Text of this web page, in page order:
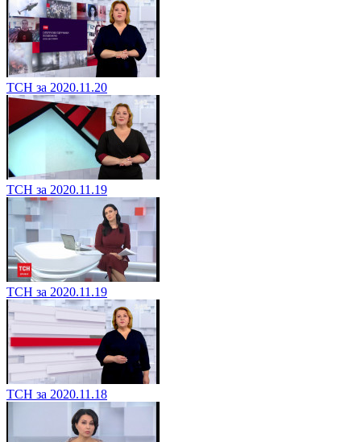
ТСН за 2020.11.20
ТСН за 2020.11.19
ТСН за 2020.11.19
ТСН за 2020.11.18